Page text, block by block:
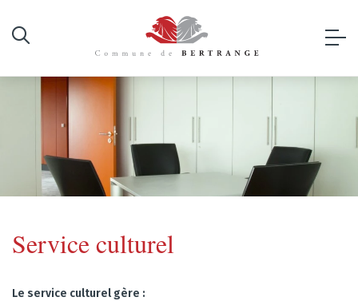
Service culturel
Le service culturel gère :